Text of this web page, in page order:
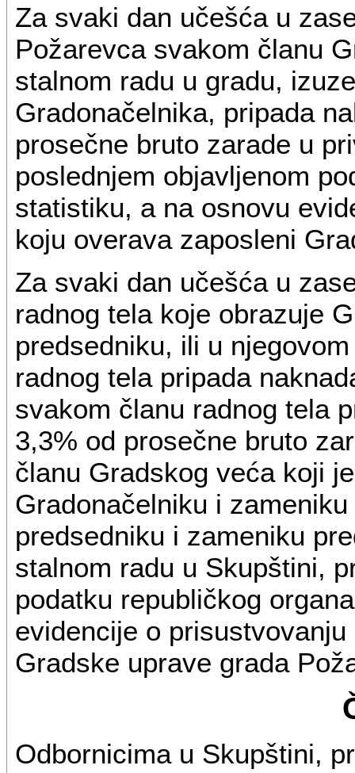
Za svaki dan učešća u
Požarevca svakom članu
stalnom radu u gradu,
Gradonačelnika, pripada
prosečne bruto zarade u
poslednjem objavljenom
statistiku, a na osnovu
koju overava zaposleni
Za svaki dan učešća u
radnog tela koje obrazuje
predsedniku, ili u
radnog tela pripada
svakom članu radnog tela
3,3% od prosečne bruto
članu Gradskog veća koji
Gradonačelniku i
predsedniku i zameniku
stalnom radu u Skupštini,
podatku republičkog
evidencije o
Gradske uprave grada
Odbornicima u Skupštini,